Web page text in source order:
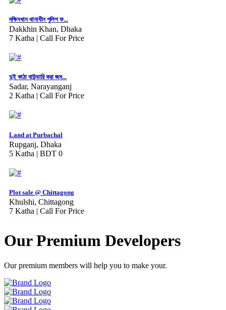
দক্ষিনখান থানাধীন পুলিশ ফ...
Dakkhin Khan, Dhaka
7 Katha | Call For Price
দুই কাঠা বাউন্ডারি করা জম...
Sadar, Narayanganj
2 Katha | Call For Price
Land at Purbachal
Rupganj, Dhaka
5 Katha | BDT 0
Plot sale @ Chittagong
Khulshi, Chittagong
7 Katha | Call For Price
Our Premium Developers
Our premium members will help you to make your.